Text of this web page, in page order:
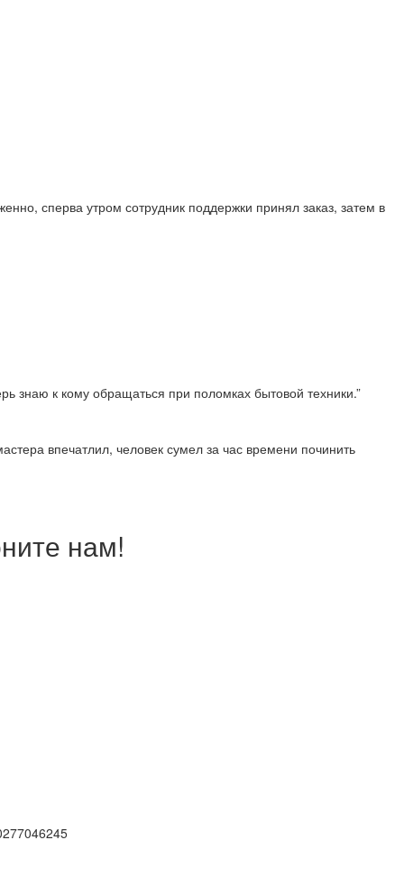
сперва утром сотрудник поддержки принял заказ, затем в
знаю к кому обращаться при поломках бытовой техники.”
впечатлил, человек сумел за час времени починить
нам!